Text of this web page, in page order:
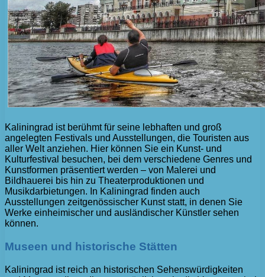
Kaliningrad ist berühmt für seine lebhaften und groß
angelegten Festivals und Ausstellungen, die Touristen aus
aller Welt anziehen. Hier können Sie ein Kunst- und
Kulturfestival besuchen, bei dem verschiedene Genres und
Kunstformen präsentiert werden – von Malerei und
Bildhauerei bis hin zu Theaterproduktionen und
Musikdarbietungen. In Kaliningrad finden auch
Ausstellungen zeitgenössischer Kunst statt, in denen Sie
Werke einheimischer und ausländischer Künstler sehen
können.
Museen und historische Stätten
Kaliningrad ist reich an historischen Sehenswürdigkeiten